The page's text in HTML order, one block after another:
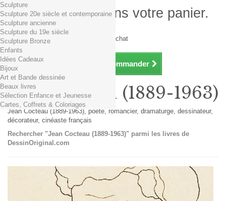
Il y a 1 produit dans votre panier.
Total produits TTC
Frais de port TTC
0,01€ dès 29€ d'achat
Total TTC
Continuer mes achats Commander
Sculpture
Sculpture 20e siècle et contemporaine
Sculpture ancienne
Sculpture du 19e siècle
Sculpture Bronze
Enfants
Idées Cadeaux
Bijoux
Art et Bande dessinée
Beaux livres
Sélection Enfance et Jeunesse
Cartes, Coffrets & Coloriages
Jean Cocteau (1889-1963)
Jean Cocteau (1889-1963), poète, romancier, dramaturge, dessinateur,
décorateur, cinéaste français
Rechercher "Jean Cocteau (1889-1963)" parmi les livres de
DessinOriginal.com